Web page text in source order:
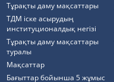
Тұрақты даму мақсаттары
ТДМ іске асырудың
институционалдық негізі
Тұрақты даму мақсаттары
туралы
Мақсаттар
Бағыттар бойынша 5 жұмыс